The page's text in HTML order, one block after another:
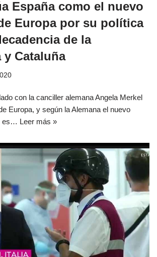
España como el nuevo
Europa por su política
de la
y Cataluña
con la canciller alemana Angela Merkel
Europa, y según la Alemana el nuevo
es… Leer más »